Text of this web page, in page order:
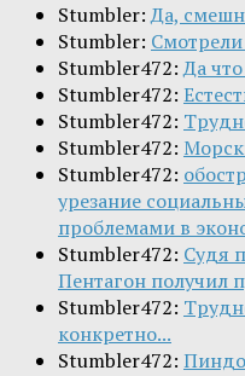
Stumbler:Да,
Stumbler:
Stumbler472:Да
Stumbler472:
Stumbler472:
Stumbler472:
Stumbler472:
урезание
проблемами в
Stumbler472: Судя
Пентагон получил
Stumbler472:
конкретно...
Stumbler472: